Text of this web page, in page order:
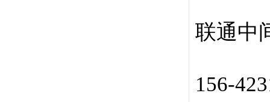
联通中
156-